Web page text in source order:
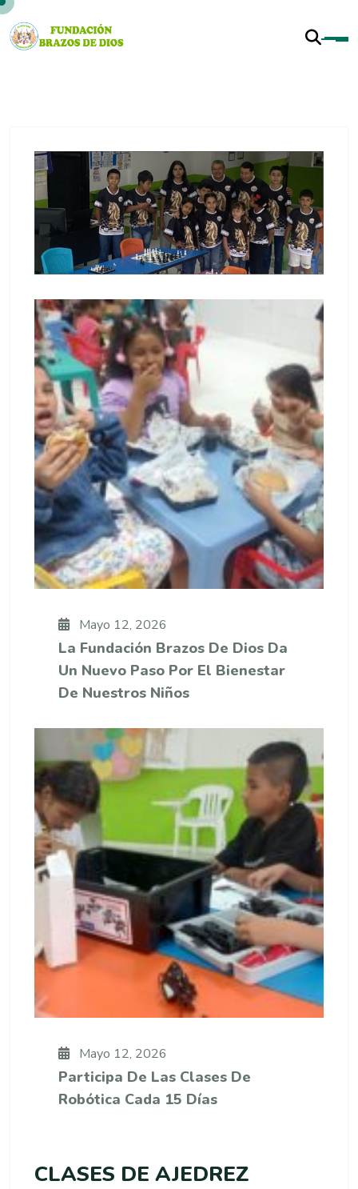
Mayo 12, 2026
La Fundación Brazos De Dios Da
Un Nuevo Paso Por El Bienestar
De Nuestros Niños
Mayo 12, 2026
Participa De Las Clases De
Robótica Cada 15 Días
CLASES DE AJEDREZ